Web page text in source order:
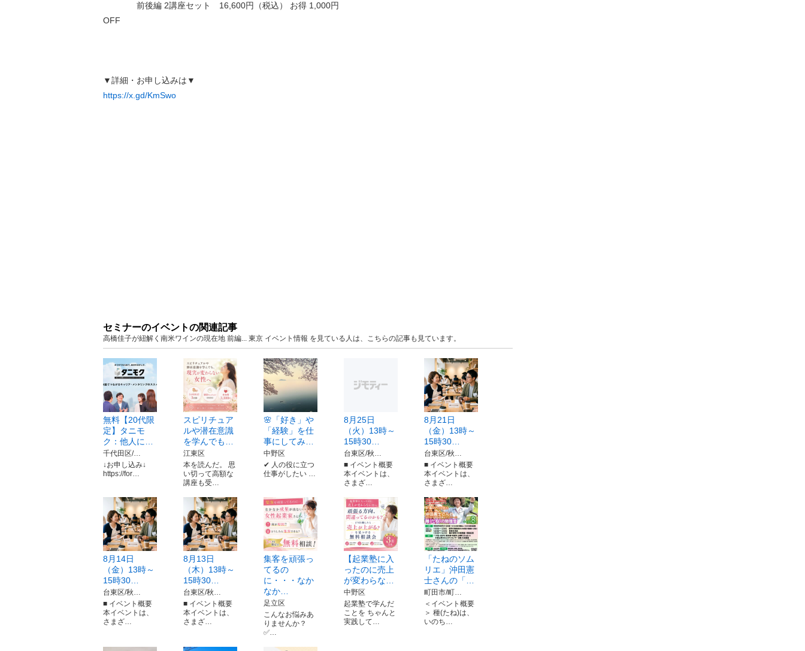
前後編 2講座セット 16,600円（税込） お得 1,000円
OFF
▼詳細・お申し込みは▼
https://x.gd/KmSwo
セミナーのイベントの関連記事
高橋佳子が紐解く南米ワインの現在地 前編... 東京 イベント情報 を見ている人は、こちらの記事も見ています。
無料【20代限
定】タニモ
ク：他人に…
千代田区/…
↓お申し込み↓
https://for…
スピリチュア
ルや潜在意識
を学んでも…
江東区
本を読んだ。 思
い切って高額な
講座も受…
🌸「好き」や
「経験」を仕
事にしてみ…
中野区
✔ 人の役に立つ
仕事がしたい …
8月25日
（火）13時～
15時30…
台東区/秋…
■ イベント概要
本イベントは、
さまざ…
8月21日
（金）13時～
15時30…
台東区/秋…
■ イベント概要
本イベントは、
さまざ…
8月14日
（金）13時～
15時30…
台東区/秋…
■ イベント概要
本イベントは、
さまざ…
8月13日
（木）13時～
15時30…
台東区/秋…
■ イベント概要
本イベントは、
さまざ…
集客を頑張っ
てるの
に・・・なか
なか…
足立区
こんなお悩みあ
りませんか？
✅…
【起業塾に入
ったのに売上
が変わらな…
中野区
起業塾で学んだ
ことを ちゃんと
実践して…
「たねのソム
リエ」沖田憲
士さんの「…
町田市/町…
＜イベント概要
＞ 種(たね)は、
いのち…